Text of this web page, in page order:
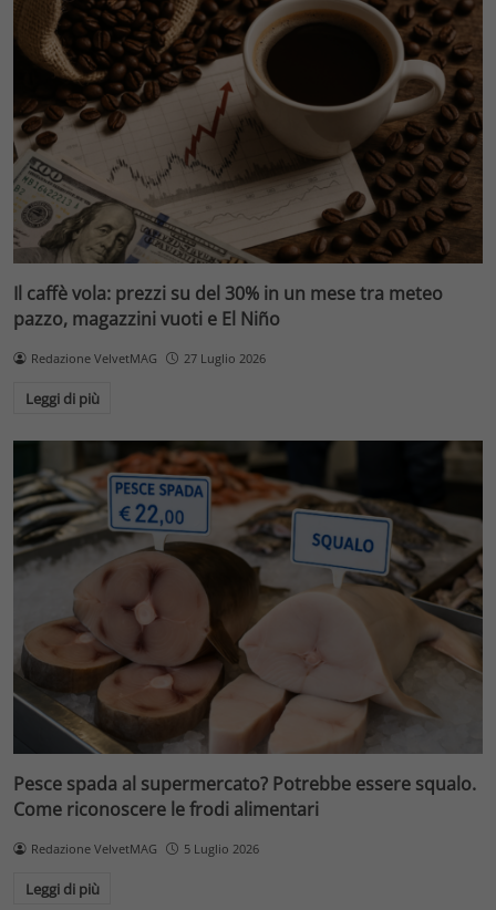
Il caffè vola: prezzi su del 30% in un mese tra meteo
pazzo, magazzini vuoti e El Niño
Redazione VelvetMAG 27 Luglio 2026
Leggi di più
Pesce spada al supermercato? Potrebbe essere squalo.
Come riconoscere le frodi alimentari
Redazione VelvetMAG 5 Luglio 2026
Leggi di più